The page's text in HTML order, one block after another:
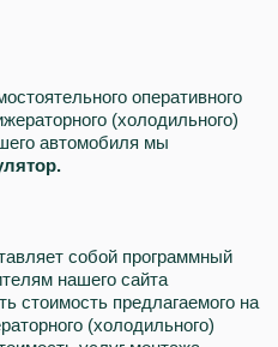
оперативного
(холодильного)
автомобиля мы
собой программный
нашего сайта
стоимость предлагаемого на
(холодильного)